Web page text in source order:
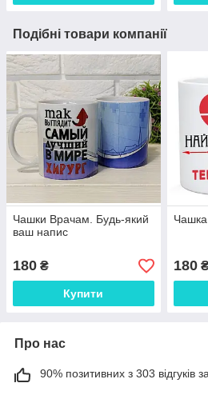
Подібні товари компанії
Чашки Врачам. Будь-який
ваш напис
180 ₴
Купити
Чашка
180
Про нас
90% позитивних з 303 відгуків